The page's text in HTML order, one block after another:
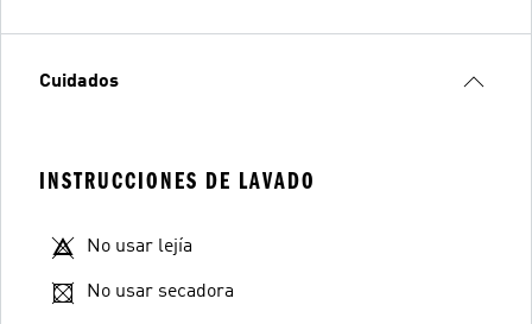
Cuidados
INSTRUCCIONES DE LAVADO
No usar lejía
No usar secadora